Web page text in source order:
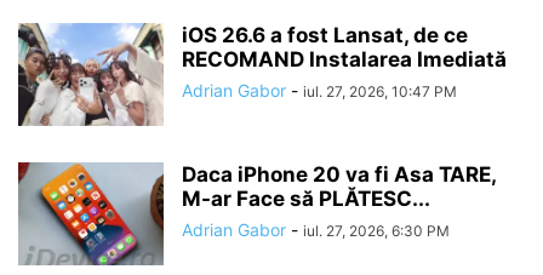
iOS 26.6 a fost Lansat, de ce
RECOMAND Instalarea Imediată
Adrian Gabor - iul. 27, 2026, 10:47 PM
Daca iPhone 20 va fi Asa TARE,
M-ar Face să PLĂTESC...
Adrian Gabor - iul. 27, 2026, 6:30 PM